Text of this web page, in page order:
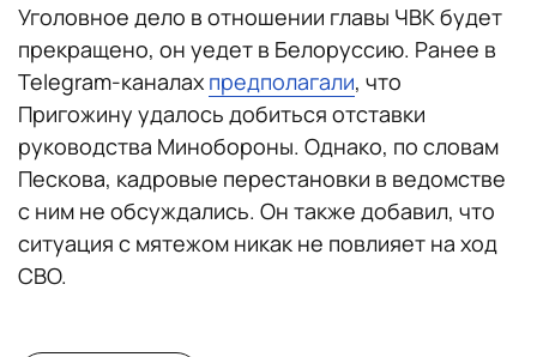
Уголовное дело в отношении главы ЧВК будет
прекращено, он уедет в Белоруссию. Ранее в
Telegram-каналах предполагали, что
Пригожину удалось добиться отставки
руководства Минобороны. Однако, по словам
Пескова, кадровые перестановки в ведомстве
с ним не обсуждались. Он также добавил, что
ситуация с мятежом никак не повлияет на ход
СВО.